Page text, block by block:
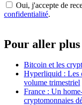
Oui, j'accepte de
confidentialité.
Pour aller
Bitcoin et les
Hyperliquid : Les
volume trimestriel
France : Un
cryptomonnaies